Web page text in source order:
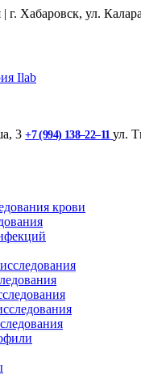
Хабаровск, ул.
3 +7 (994) 138‒22‒11 ул.
крови